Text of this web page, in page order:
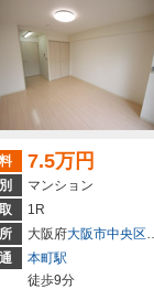
7.5万円
マンション
1R
大阪府大阪市中央区
本町駅
徒歩9分